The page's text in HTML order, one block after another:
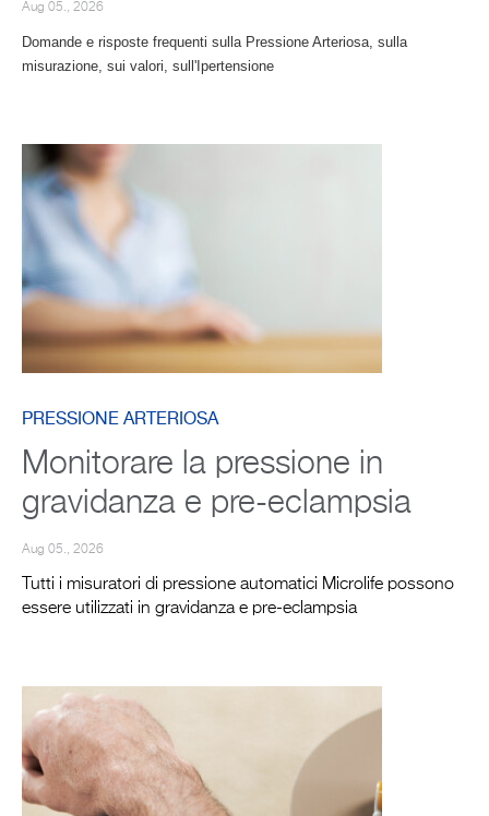
Aug 05., 2026
Domande e risposte frequenti sulla Pressione Arteriosa, sulla
misurazione, sui valori, sull'Ipertensione
PRESSIONE ARTERIOSA
Monitorare la pressione in
gravidanza e pre-eclampsia
Aug 05., 2026
Tutti i misuratori di pressione automatici Microlife possono
essere utilizzati in gravidanza e pre-eclampsia